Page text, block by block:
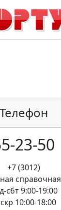
Телефон
23-50
+7 (3012)
справочная
сбт 9:00-19:00
10:00-18:00